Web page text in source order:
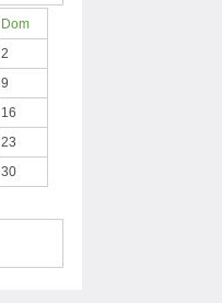
Dom
2
9
16
23
30